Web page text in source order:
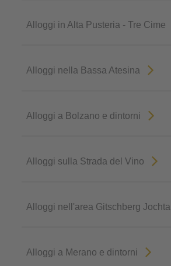
Alloggi in Alta Pusteria - Tre Cime
Alloggi nella Bassa Atesina
Alloggi a Bolzano e dintorni
Alloggi sulla Strada del Vino
Alloggi nell'area Gitschberg Jochtal
Alloggi a Merano e dintorni